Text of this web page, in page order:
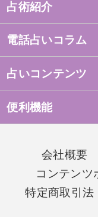
占術紹介
電話占いコラム
占いコンテンツ
便利機能
会社概要
コンテンツ
特定商取引法